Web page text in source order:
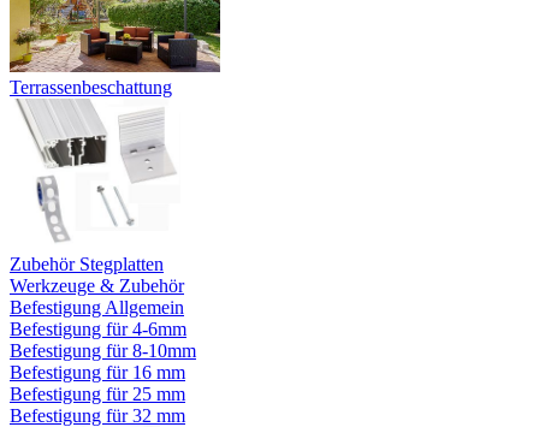
Terrassenbeschattung
Zubehör Stegplatten
Werkzeuge & Zubehör
Befestigung Allgemein
Befestigung für 4-6mm
Befestigung für 8-10mm
Befestigung für 16 mm
Befestigung für 25 mm
Befestigung für 32 mm